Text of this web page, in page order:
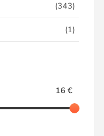
(343)
(1)
16 €